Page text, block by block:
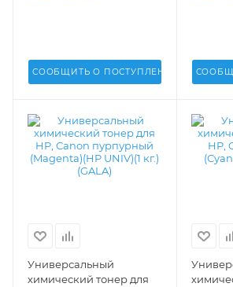
СООБЩИТЬ О ПОСТУПЛЕНИИ
Универсальный
химический тонер для